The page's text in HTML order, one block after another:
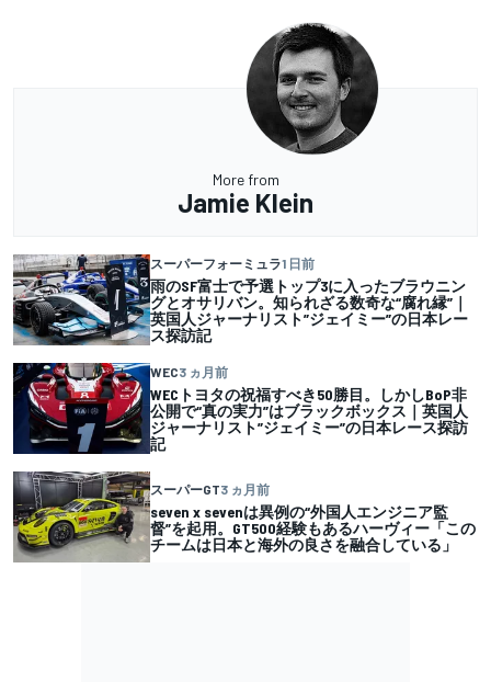
More from
Jamie Klein
スーパーフォーミュラ1 日前
雨のSF富士で予選トップ3に入ったブラウニン
グとオサリバン。知られざる数奇な“腐れ縁”｜
英国人ジャーナリスト”ジェイミー”の日本レー
ス探訪記
WEC3 ヵ月前
WECトヨタの祝福すべき50勝目。しかしBoP非
公開で“真の実力”はブラックボックス｜英国人
ジャーナリスト”ジェイミー”の日本レース探訪
記
スーパーGT3 ヵ月前
seven x sevenは異例の“外国人エンジニア監
督”を起用。GT500経験もあるハーヴィー「この
チームは日本と海外の良さを融合している」